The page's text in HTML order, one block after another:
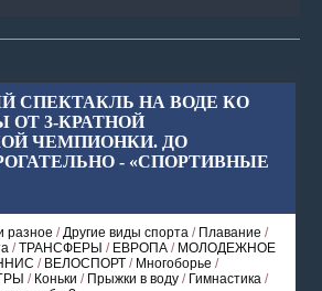
СПЕКТАКЛЬ НА ВОДЕ КО
ОТ 3-КРАТНОЙ
ЧЕМПИОНКИ. ДО
- «СПОРТИВНЫЕ
разное /Другие виды спорта / Плавание /
/ТРАНСФЕРЫ / ЕВРОПА / МОЛОДЕЖНОЕ
/ ВЕЛОСПОРТ / Многоборье /
/ Коньки / Прыжки в воду / Гимнастика /